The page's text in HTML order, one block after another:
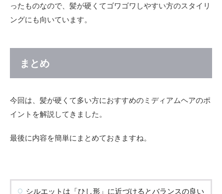
ったものなので、髪が硬くてゴワゴワしやすい方のスタイリ
ングにも向いています。
まとめ
今回は、髪が硬くて多い方におすすめのミディアムヘアのポ
イントを解説してきました。
最後に内容を簡単にまとめておきますね。
シルエットは「ひし形」に近づけるとバランスの良い